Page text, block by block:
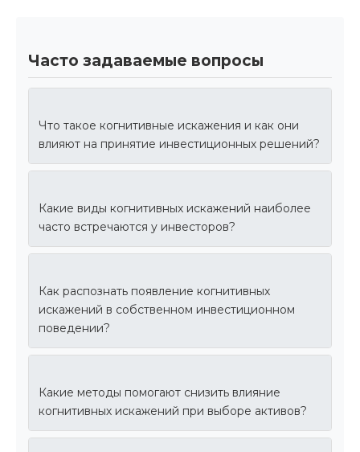
Часто задаваемые вопросы
Что такое когнитивные искажения и как они
влияют на принятие инвестиционных решений?
Какие виды когнитивных искажений наиболее
часто встречаются у инвесторов?
Как распознать появление когнитивных
искажений в собственном инвестиционном
поведении?
Какие методы помогают снизить влияние
когнитивных искажений при выборе активов?